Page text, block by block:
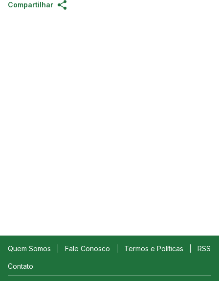
Compartilhar
Quem Somos Fale Conosco Termos e Políticas RSS
Contato